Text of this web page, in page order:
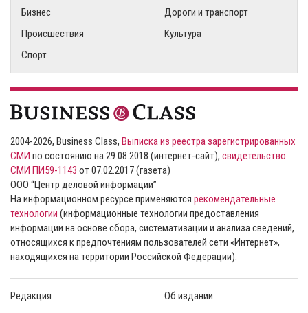
Бизнес
Дороги и транспорт
Происшествия
Культура
Спорт
2004-2026, Business Class, Выписка из реестра зарегистрированных
СМИ по состоянию на 29.08.2018 (интернет-сайт), свидетельство
СМИ ПИ59-1143 от 07.02.2017 (газета)
ООО “Центр деловой информации”
На информационном ресурсе применяются рекомендательные
технологии (информационные технологии предоставления
информации на основе сбора, систематизации и анализа сведений,
относящихся к предпочтениям пользователей сети «Интернет»,
находящихся на территории Российской Федерации).
Редакция Об издании